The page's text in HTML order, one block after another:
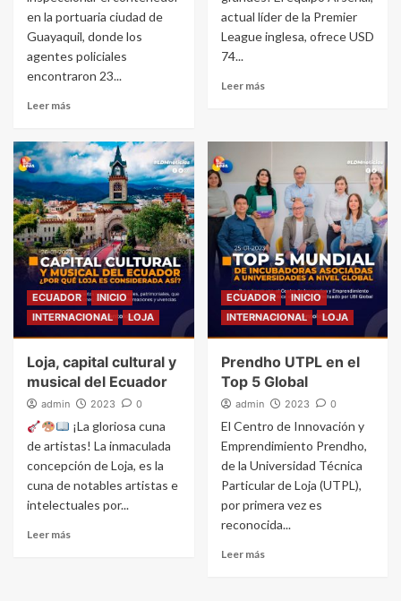
en la portuaria ciudad de
Guayaquil, donde los
agentes policiales
encontraron 23...
Leer más
actual líder de la Premier
League inglesa, ofrece USD
74...
Leer más
ECUADOR
INICIO
INTERNACIONAL
LOJA
Loja, capital cultural y
musical del Ecuador
admin 2023 0
¡La gloriosa cuna
de artistas! La inmaculada
concepción de Loja, es la
cuna de notables artistas e
intelectuales por...
Leer más
ECUADOR
INICIO
INTERNACIONAL
LOJA
Prendho UTPL en el
Top 5 Global
admin 2023 0
El Centro de Innovación y
Emprendimiento Prendho,
de la Universidad Técnica
Particular de Loja (UTPL),
por primera vez es
reconocida...
Leer más